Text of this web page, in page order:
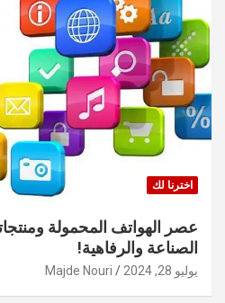
اخترنا لك
عصر الهواتف المحمولة
الصناعة والرفاهية!
يوليو 28, 2024 Majde Nouri